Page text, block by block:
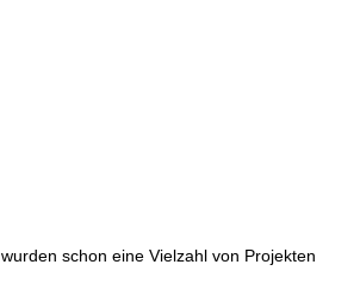
schon eine Vielzahl von Projekten